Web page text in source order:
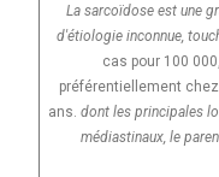
La sarcoïdose est une
d'étiologie inconnue,
cas pour 100
préférentiellement
ans. dont les principales
médiastinaux, le